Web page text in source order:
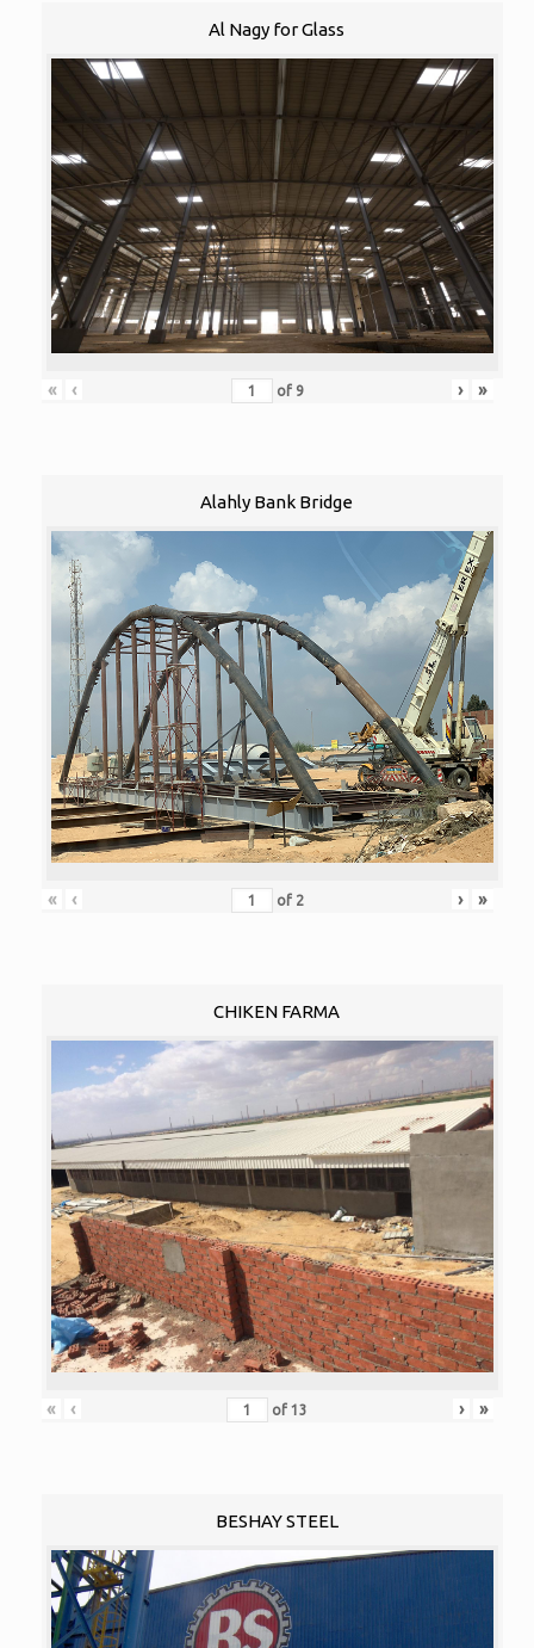
Al Nagy for Glass
« ‹ of 9 › »
Alahly Bank Bridge
« ‹ of 2 › »
CHIKEN FARMA
« ‹ of 13 › »
BESHAY STEEL